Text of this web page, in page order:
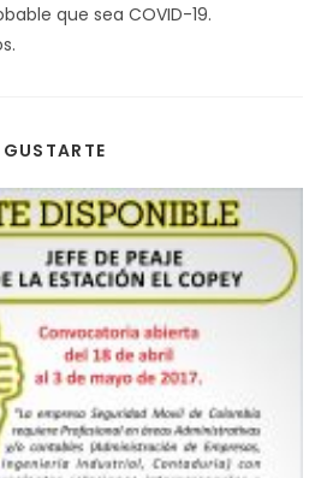
que sea COVID-19.